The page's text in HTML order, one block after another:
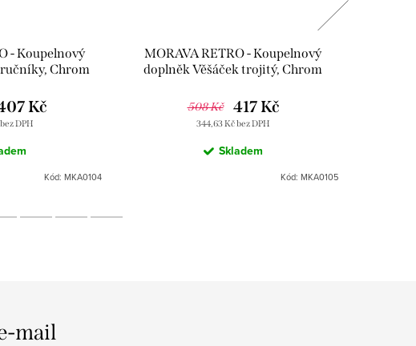
- Koupelnový
Chrom
DPH
Kč
Kód: MKA0104
MORAVA RETRO - Koupelnový
doplněk Věšáček trojitý, Chrom
508 Kč
344,63 Kč bez DPH
417 Kč
Skladem
Kód: MKA0105
mail